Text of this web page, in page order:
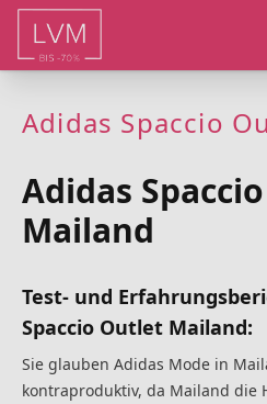
Adidas Spaccio
Adidas
Mailand
Test- und
Spaccio Outlet Mailand:
Sie glauben Adidas Mode in
kontraproduktiv, da Mailand die